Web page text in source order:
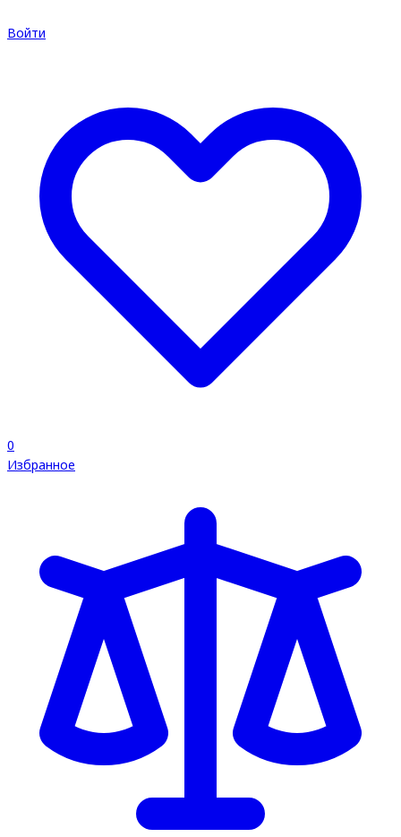
Войти
0
Избранное